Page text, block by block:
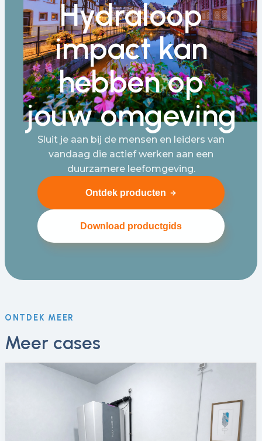
Hydraloop
impact kan
hebben op
jouw omgeving
Sluit je aan bij de mensen en leiders van
vandaag die actief werken aan een
duurzamere leefomgeving.
Ontdek producten
Download productgids
ONTDEK MEER
Meer cases